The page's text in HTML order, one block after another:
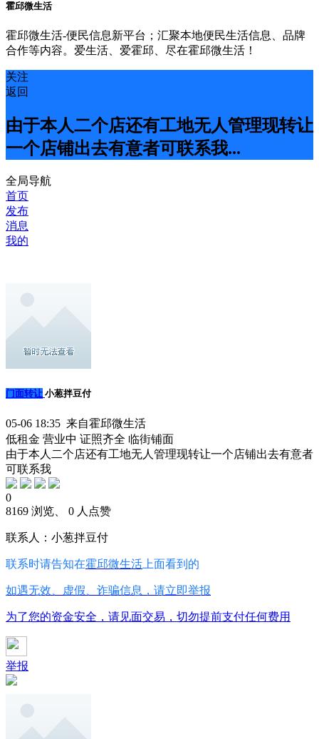
霍邱微生活
霍邱微生活-便民信息新平台；汇聚本地便民生活信息、品牌
合作等内容。爱生活、爱霍邱、尽在霍邱微生活！
关注
返回
由于本人二个店还有工地无人管理现转让
一个店铺出去有意者可联系我...
全局导航
首页
发布
消息
我的
门面转让 小葱拌豆付
05-06 18:35 来自霍邱微生活
低租金 营业中 证照齐全 临街铺面
由于本人二个店还有工地无人管理现转让一个店铺出去有意者
可联系我
0
8169 浏览、 0 人点赞
联系人：小葱拌豆付
联系时请告知在霍邱微生活 上面看到的
如遇无效、虚假、诈骗信息，请立即举报
为了您的资金安全，请见面交易，切勿提前支付任何费用
举报